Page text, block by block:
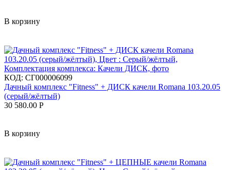
В корзину
КОД: СГ000006099
Дачный комплекс "Fitness" + ДИСК качели Romana 103.20.05
(серый/жёлтый)
30 580.00 Р
В корзину